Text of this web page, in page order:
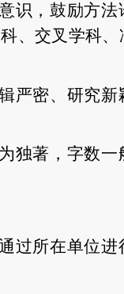
识， 鼓励方法
、交叉学科、
严密、研究新
独著，字数一
过所在单位进